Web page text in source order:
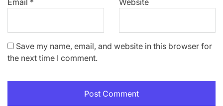
Save my name, email, and website in this browser for
the next time I comment.